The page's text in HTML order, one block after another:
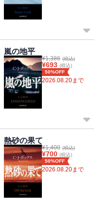
嵐の地平
¥1,386 (税込)
¥693 (税込)
50%OFF
2026.08.20まで
熱砂の果て
¥1,400 (税込)
¥700 (税込)
50%OFF
2026.08.20まで